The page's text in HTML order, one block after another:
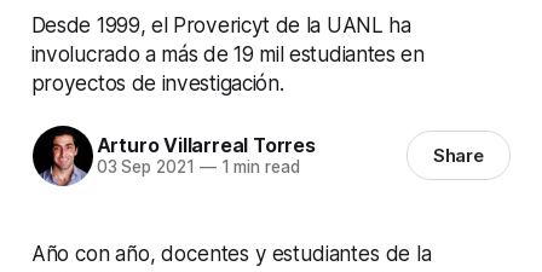
Desde 1999, el Provericyt de la UANL ha
involucrado a más de 19 mil estudiantes en
proyectos de investigación.
Arturo Villarreal Torres
03 Sep 2021 —1 min read Share
Año con año, docentes y estudiantes de la